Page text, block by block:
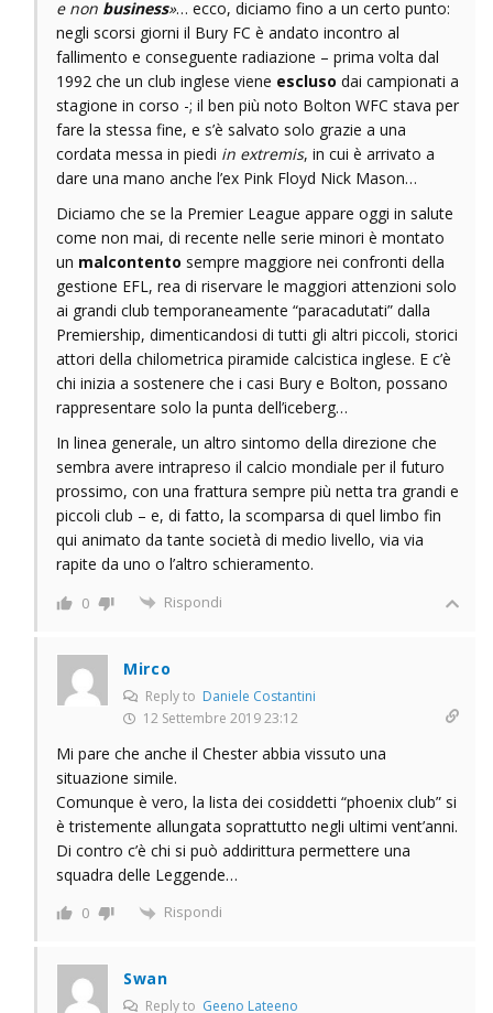
e non business»… ecco, diciamo fino a un certo punto:
negli scorsi giorni il Bury FC è andato incontro al
fallimento e conseguente radiazione – prima volta dal
1992 che un club inglese viene escluso dai campionati a
stagione in corso -; il ben più noto Bolton WFC stava per
fare la stessa fine, e s’è salvato solo grazie a una
cordata messa in piedi in extremis, in cui è arrivato a
dare una mano anche l’ex Pink Floyd Nick Mason…
Diciamo che se la Premier League appare oggi in salute
come non mai, di recente nelle serie minori è montato
un malcontento sempre maggiore nei confronti della
gestione EFL, rea di riservare le maggiori attenzioni solo
ai grandi club temporaneamente “paracadutati” dalla
Premiership, dimenticandosi di tutti gli altri piccoli, storici
attori della chilometrica piramide calcistica inglese. E c’è
chi inizia a sostenere che i casi Bury e Bolton, possano
rappresentare solo la punta dell’iceberg…
In linea generale, un altro sintomo della direzione che
sembra avere intrapreso il calcio mondiale per il futuro
prossimo, con una frattura sempre più netta tra grandi e
piccoli club – e, di fatto, la scomparsa di quel limbo fin
qui animato da tante società di medio livello, via via
rapite da uno o l’altro schieramento.
0 Rispondi
Mirco
Reply to Daniele Costantini
12 Settembre 2019 23:12
Mi pare che anche il Chester abbia vissuto una
situazione simile.
Comunque è vero, la lista dei cosiddetti “phoenix club” si
è tristemente allungata soprattutto negli ultimi vent’anni.
Di contro c’è chi si può addirittura permettere una
squadra delle Leggende…
0 Rispondi
Swan
Reply to Geeno Lateeno